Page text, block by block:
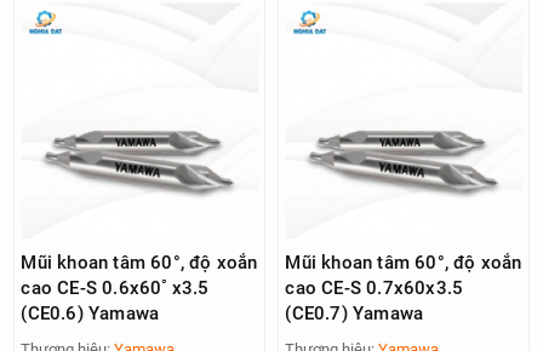
Mũi khoan tâm 60°, độ xoắn
cao CE-S 0.6x60ﾟx3.5
(CE0.6) Yamawa
Mũi khoan tâm 60°, độ xoắn
cao CE-S 0.7x60x3.5
(CE0.7) Yamawa